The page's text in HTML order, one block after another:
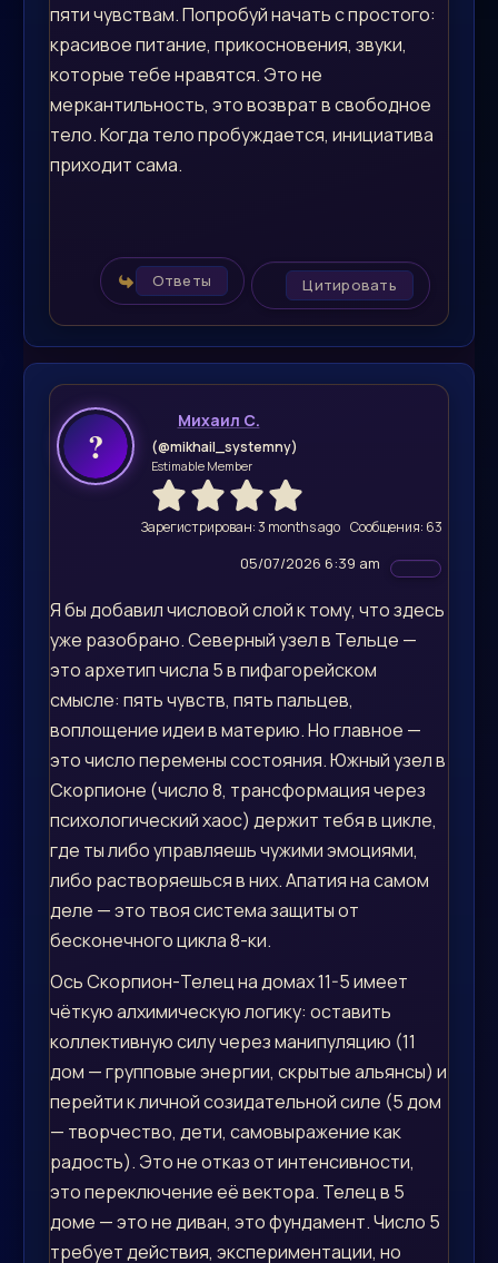
пяти чувствам. Попробуй начать с простого:
красивое питание, прикосновения, звуки,
которые тебе нравятся. Это не
меркантильность, это возврат в свободное
тело. Когда тело пробуждается, инициатива
приходит сама.
Ответы Цитировать
Михаил С.
(@mikhail_systemny)
Estimable Member
Зарегистрирован: 3 months ago Сообщения: 63
05/07/2026 6:39 am
Я бы добавил числовой слой к тому, что здесь
уже разобрано. Северный узел в Тельце —
это архетип числа 5 в пифагорейском
смысле: пять чувств, пять пальцев,
воплощение идеи в материю. Но главное —
это число перемены состояния. Южный узел в
Скорпионе (число 8, трансформация через
психологический хаос) держит тебя в цикле,
где ты либо управляешь чужими эмоциями,
либо растворяешься в них. Апатия на самом
деле — это твоя система защиты от
бесконечного цикла 8-ки.
Ось Скорпион-Телец на домах 11-5 имеет
чёткую алхимическую логику: оставить
коллективную силу через манипуляцию (11
дом — групповые энергии, скрытые альянсы) и
перейти к личной созидательной силе (5 дом
— творчество, дети, самовыражение как
радость). Это не отказ от интенсивности,
это переключение её вектора. Телец в 5
доме — это не диван, это фундамент. Число 5
требует действия, экспериментации, но